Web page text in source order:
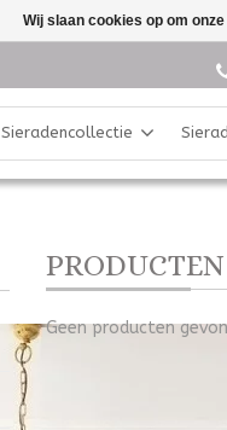
Sieradencollectie
Geen producten
Wij slaan cookies op om